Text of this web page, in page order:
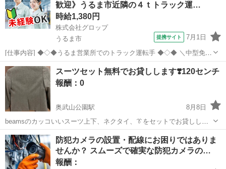
歓迎》うるま市近隣の４ｔトラック運…
時給1,380円
株式会社グロップ
うるま市
提携サイト 7月1日
[仕事内容] ◆◇◆うるま営業所でのトラック運転手 ◆◇◆ ＼中型免許
保持者！うるま市勝連南風原／ 約5,700坪の敷地面積に約1,500坪の保
管スペース、通常の倉庫保管、配送に対応した 国内貨物の 取扱いの
他、輸出、輸...
沖縄 うるま市 ドライバー
スーツセット無料でお貸しします❣️120センチ
報酬：0
奥武山公園駅
8月8日
beamsのカッコいいスーツ上下、ネクタイ、👔をセットでお貸ししま
す。 正面からの写真見たい方はメッセージくださいね。 美品です
✨120センチ、ベストはありません。 無料で3週間くらいお貸ししま
す。 条件は、返す際にクリー...
沖縄 那覇市 奥武山公園駅 貸したい 卒園
防犯カメラの設置・配線にお困りではありま
せんか？ スムーズで確実な防犯カメラの…
報酬：